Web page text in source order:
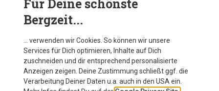
Für Deine schönste
Bergzeit...
… verwenden wir Cookies. So können wir unsere
Services für Dich optimieren, Inhalte auf Dich
zuschneiden und dir entsprechend personalisierte
Anzeigen zeigen. Deine Zustimmung schließt ggf. die
Verarbeitung Deiner Daten u.a. auch in den USA ein.